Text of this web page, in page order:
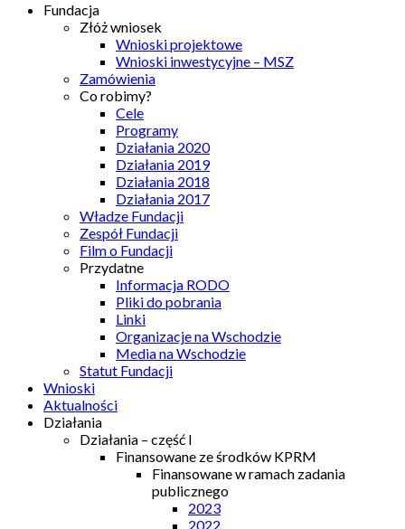
Fundacja
Złóż wniosek
Wnioski projektowe
Wnioski inwestycyjne – MSZ
Zamówienia
Co robimy?
Cele
Programy
Działania 2020
Działania 2019
Działania 2018
Działania 2017
Władze Fundacji
Zespół Fundacji
Film o Fundacji
Przydatne
Informacja RODO
Pliki do pobrania
Linki
Organizacje na Wschodzie
Media na Wschodzie
Statut Fundacji
Wnioski
Aktualności
Działania
Działania – część I
Finansowane ze środków KPRM
Finansowane w ramach zadania
publicznego
2023
2022